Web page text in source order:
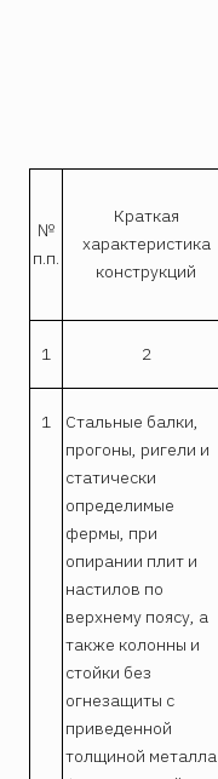
№
п.п.
Краткая
характеристика
конструкций
1 2
1
Стальные балки,
прогоны, ригели и
статически
определимые
фермы, при
опирании плит и
настилов по
верхнему поясу, а
также колонны и
стойки без
огнезащиты с
приведенной
толщиной металла